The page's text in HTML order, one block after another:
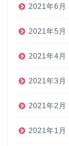
2021年6月
2021年5月
2021年4月
2021年3月
2021年2月
2021年1月